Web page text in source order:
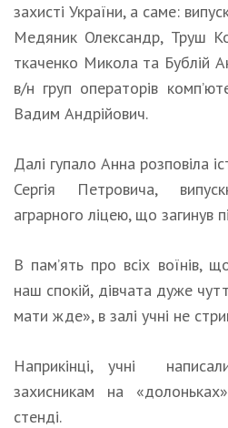
захисті України, а саме:
Медяник Олександр, Труш
ткаченко Микола та Бублій
в/н груп операторів
Вадим Андрійович.
Далі гупало Анна розповіла
Сергія Петровича,
аграрного ліцею, що загинув
В пам’ять про всіх воїнів,
наш спокій, дівчата дуже
мати жде», в залі учні не
Наприкінці, учні
захисникам на
стенді.